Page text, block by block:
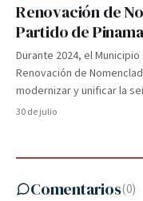
Renovación de
Partido de
Durante 2024, el
Renovación de
modernizar y unificar la
30 de julio
Comentarios(0)